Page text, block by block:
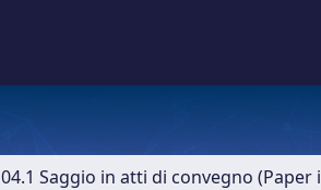
04.1 Saggio in atti di convegno (Paper